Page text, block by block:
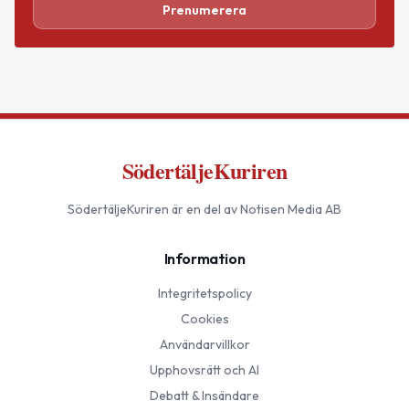
Prenumerera
SödertäljeKuriren
SödertäljeKuriren är en del av Notisen Media AB
Information
Integritetspolicy
Cookies
Användarvillkor
Upphovsrätt och AI
Debatt & Insändare